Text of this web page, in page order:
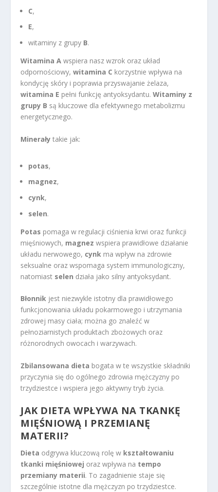
C,
E,
witaminy z grupy B.
Witamina A wspiera nasz wzrok oraz układ
odpornościowy,witamina C korzystnie wpływa na
kondycję skóry i poprawia przyswajanie żelaza,
witamina E pełni funkcję antyoksydantu.Witaminy z
grupy B są kluczowe dla efektywnego metabolizmu
energetycznego.
Minerały takie jak:
potas,
magnez,
cynk,
selen.
Potas pomaga w regulacji ciśnienia krwi oraz funkcji
mięśniowych, magnez wspiera prawidłowe działanie
układu nerwowego, cynk ma wpływ na zdrowie
seksualne oraz wspomaga system immunologiczny,
natomiast selen działa jako silny antyoksydant.
Błonnik jest niezwykle istotny dla prawidłowego
funkcjonowania układu pokarmowego i utrzymania
zdrowej masy ciała; można go znaleźć w
pełnoziarnistych produktach zbożowych oraz
różnorodnych owocach i warzywach.
Zbilansowana dieta bogata w te wszystkie składniki
przyczynia się do ogólnego zdrowia mężczyzny po
trzydziestce i wspiera jego aktywny tryb życia.
JAK DIETA WPŁYWA NA TKANKĘ
MIĘŚNIOWĄ I PRZEMIANĘ
MATERII?
Dieta odgrywa kluczową rolę w kształtowaniu
tkanki mięśniowej oraz wpływa na tempo
przemiany materii. To zagadnienie staje się
szczególnie istotne dla mężczyzn po trzydziestce.